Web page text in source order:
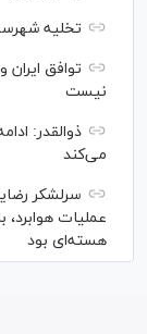
تخلیه
توافق
نیست
ذوالقدر:
می‌کند
سرلشکر
عملیات
هسته‌ای بود